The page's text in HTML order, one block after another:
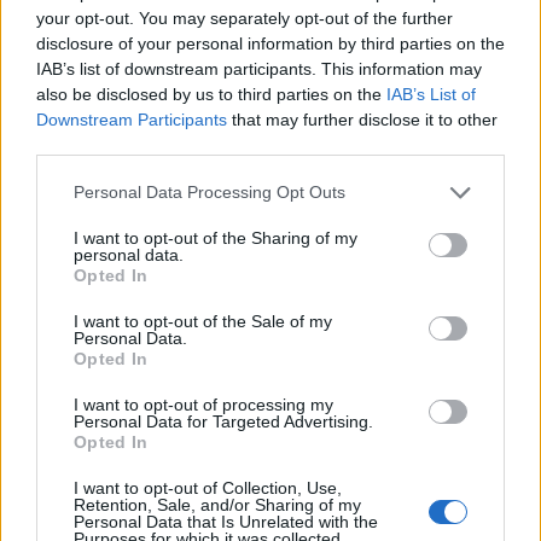
your opt-out. You may separately opt-out of the further
disclosure of your personal information by third parties on the
IAB’s list of downstream participants. This information may
also be disclosed by us to third parties on the IAB’s List of
Downstream Participants that may further disclose it to other
Personal Data Processing Opt Outs
I want to opt-out of the Sharing of my
personal data.
Opted In
I want to opt-out of the Sale of my
Personal Data.
Opted In
I want to opt-out of processing my
Personal Data for Targeted Advertising.
Opted In
I want to opt-out of Collection, Use,
Retention, Sale, and/or Sharing of my
Personal Data that Is Unrelated with the
Emmanuel Iyogun
Panchina:16 Craig Wright, 17 Danilo Fischetti,
18 Luke Green, 19 JJ Van Der Mescht, 20 Tom
Lockett, 21 Callum Chick, 22 Alex Mitchell, 23
Fraser Dingwall
. Phil Dowson
ExeterChiefs:15 Olly Woodburn, 14 Immanuel
Feyi-Waboso, 13 Henry Slade, 12 Len Ikitau, 11
Campbell Ridl, 10 Harvey Skinner, 9 Stephen
Varney, 8 Greg Fisilau, 7 Ethan Roots, 6 Tom
(c), 3 Josh Iosefa-Scott, 2 Max Norey, 1 Scott
Panchina:16 Joseph Dweba, 17 Ethan Burger,
18 Bachuki Tchumbadze, 19 Christ Tshiunza, 20